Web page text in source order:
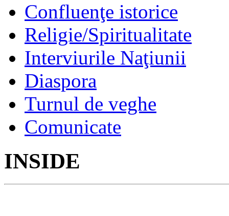
Confluenţe istorice
Religie/Spiritualitate
Interviurile Naţiunii
Diaspora
Turnul de veghe
Comunicate
INSIDE